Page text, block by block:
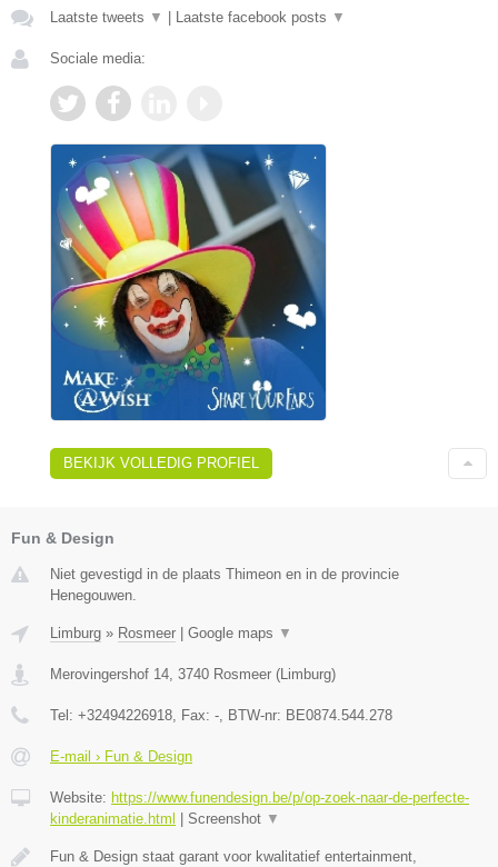
Laatste tweets ▼ | Laatste facebook posts ▼
Sociale media:
BEKIJK VOLLEDIG PROFIEL
Fun & Design
Niet gevestigd in de plaats Thimeon en in de provincie
Henegouwen.
Limburg » Rosmeer | Google maps ▼
Merovingershof 14 3740 Rosmeer (Limburg)
Tel: +32494226918 , Fax: - , BTW-nr: BE0874.544.278
E-mail › Fun & Design
Website: https://www.funendesign.be/p/op-zoek-naar-de-perfecte-
kinderanimatie.html | Screenshot ▼
Fun & Design staat garant voor kwalitatief entertainment,